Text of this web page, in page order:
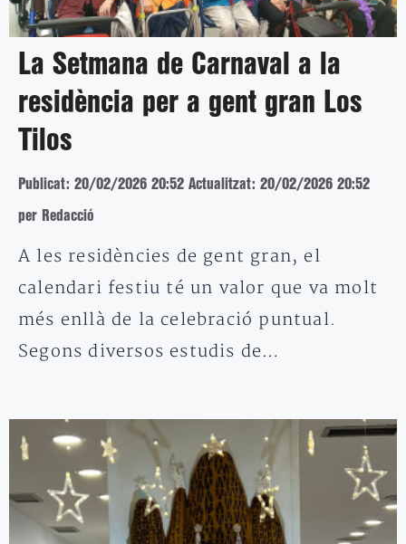
La Setmana de Carnaval a la
residència per a gent gran Los
Tilos
Publicat: 20/02/2026 20:52 Actualitzat: 20/02/2026 20:52
per Redacció
A les residències de gent gran, el
calendari festiu té un valor que va molt
més enllà de la celebració puntual.
Segons diversos estudis de…